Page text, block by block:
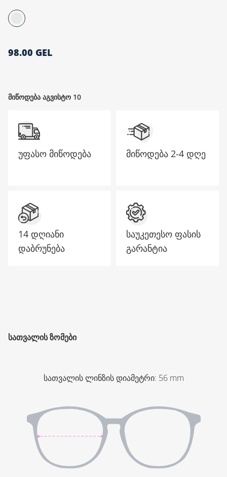
98.00 GEL
მიწოდება აგვისტო 10
უფასო მიწოდება
14 დღიანი
დაბრუნება
მიწოდება 2-4 დღე
საუკეთესო ფასის
გარანტია
ᲡᲐᲗᲕᲐᲚᲘᲡ ᲖᲝᲛᲔᲑᲘ
სათვალის ლინზის დიამეტრი: 56 mm